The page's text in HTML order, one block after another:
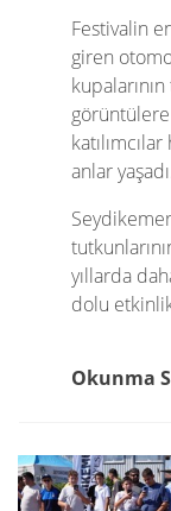
Festivalin
giren
anlar
yıllarda
dolu
Okunma